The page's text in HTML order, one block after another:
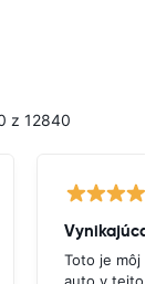
z 12840
Vynikajúca
Toto je môj